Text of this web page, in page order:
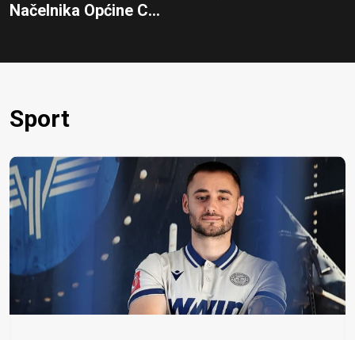
Načelnika Općine C...
Sport